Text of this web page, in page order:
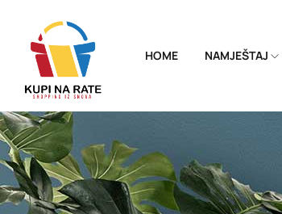
HOME NAMJEŠTAJ